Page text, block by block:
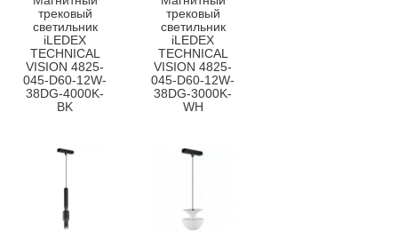
трековый
светильник
iLEDEX
TECHNICAL
VISION 4825-
045-D60-12W-
38DG-4000K-
BK
трековый
светильник
iLEDEX
TECHNICAL
VISION 4825-
045-D60-12W-
38DG-3000K-
WH